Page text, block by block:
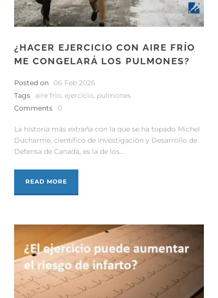
¿HACER EJERCICIO CON AIRE FRÍO
ME CONGELARÁ LOS PULMONES?
Posted on
06 Feb 2026
Tags
aire frio, ejercicio, pulmones
Comments
0
La historia más extraña con la que se ha topado Michel
Ducharme, científico de Investigación y Desarrollo de
Defensa de Canadá, es la de los...
READ MORE